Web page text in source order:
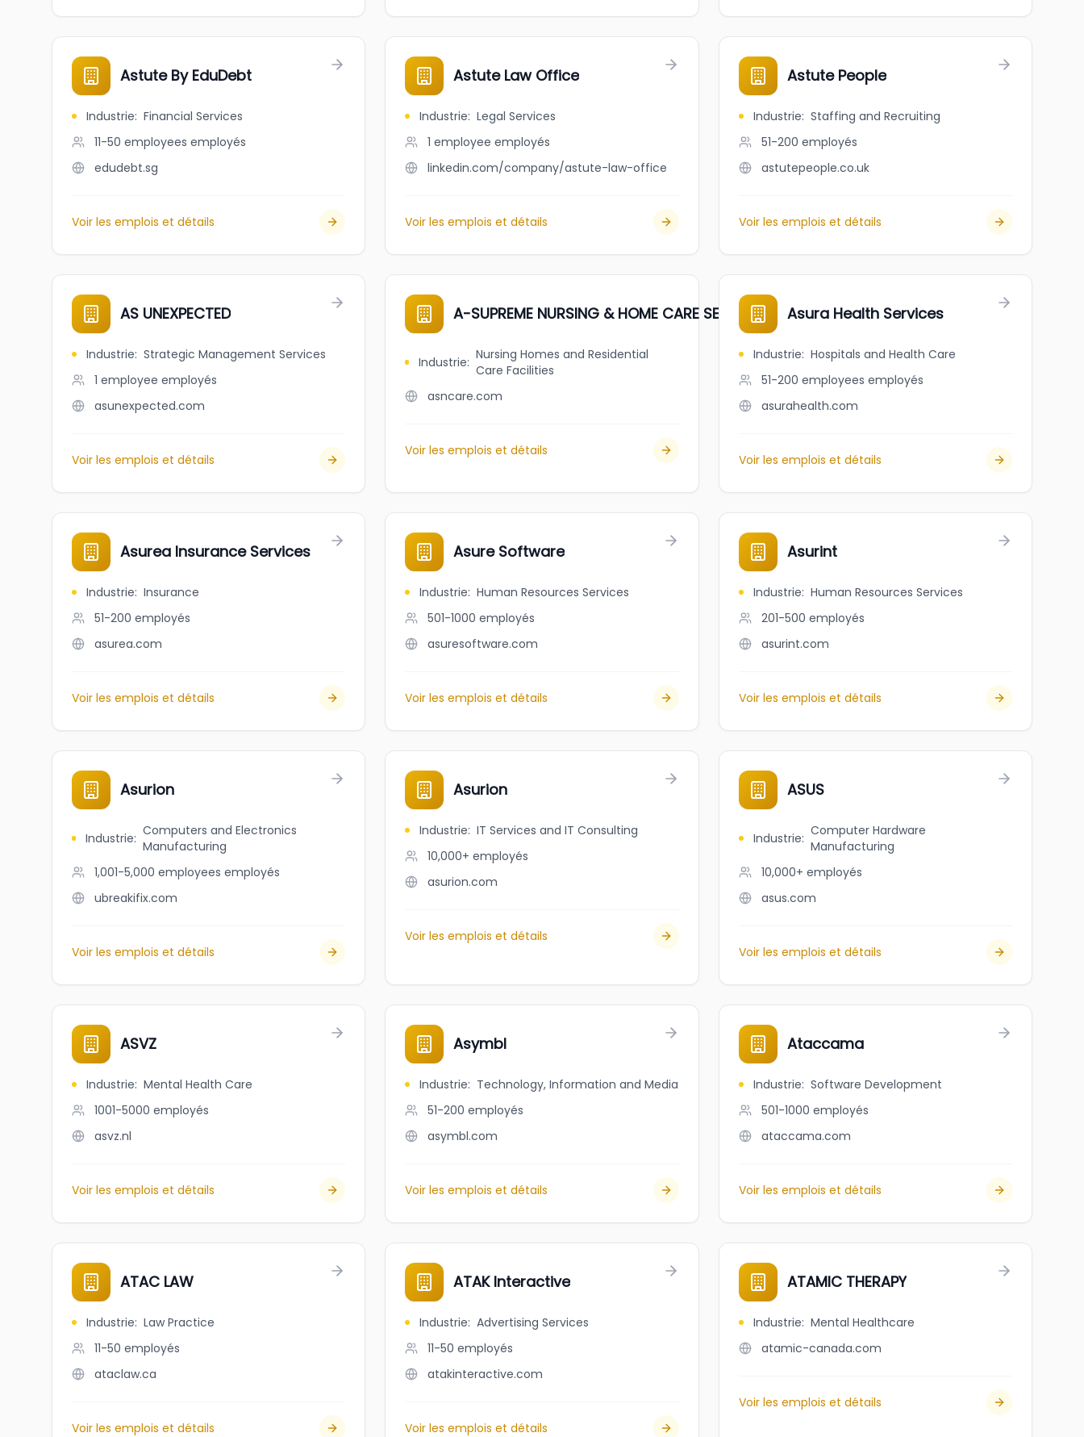
Astute By EduDebt
Industrie: Financial Services
11-50 employees employés
edudebt.sg
Voir les emplois et détails
Astute Law Office
Industrie: Legal Services
1 employee employés
linkedin.com/company/astute-law-office
Voir les emplois et détails
Astute People
Industrie: Staffing and Recruiting
51-200 employés
astutepeople.co.uk
Voir les emplois et détails
AS UNEXPECTED
Industrie: Strategic Management Services
1 employee employés
asunexpected.com
Voir les emplois et détails
A-SUPREME NURSING & HOME CARE SERVICES
Industrie: Nursing Homes and Residential
Care Facilities
asncare.com
Voir les emplois et détails
Asura Health Services
Industrie: Hospitals and Health Care
51-200 employees employés
asurahealth.com
Voir les emplois et détails
Asurea Insurance Services
Industrie: Insurance
51-200 employés
asurea.com
Voir les emplois et détails
Asure Software
Industrie: Human Resources Services
501-1000 employés
asuresoftware.com
Voir les emplois et détails
Asurint
Industrie: Human Resources Services
201-500 employés
asurint.com
Voir les emplois et détails
Asurion
Industrie: Computers and Electronics
Manufacturing
1,001-5,000 employees employés
ubreakifix.com
Voir les emplois et détails
Asurion
Industrie: IT Services and IT Consulting
10,000+ employés
asurion.com
Voir les emplois et détails
ASUS
Industrie: Computer Hardware
Manufacturing
10,000+ employés
asus.com
Voir les emplois et détails
ASVZ
Industrie: Mental Health Care
1001-5000 employés
asvz.nl
Voir les emplois et détails
Asymbl
Industrie: Technology, Information and Media
51-200 employés
asymbl.com
Voir les emplois et détails
Ataccama
Industrie: Software Development
501-1000 employés
ataccama.com
Voir les emplois et détails
ATAC LAW
Industrie: Law Practice
11-50 employés
ataclaw.ca
Voir les emplois et détails
ATAK Interactive
Industrie: Advertising Services
11-50 employés
atakinteractive.com
Voir les emplois et détails
ATAMIC THERAPY
Industrie: Mental Healthcare
atamic-canada.com
Voir les emplois et détails